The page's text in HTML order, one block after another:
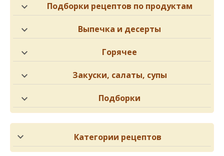
Подборки рецептов по продуктам
Выпечка и десерты
Горячее
Закуски, салаты, супы
Подборки
Категории рецептов